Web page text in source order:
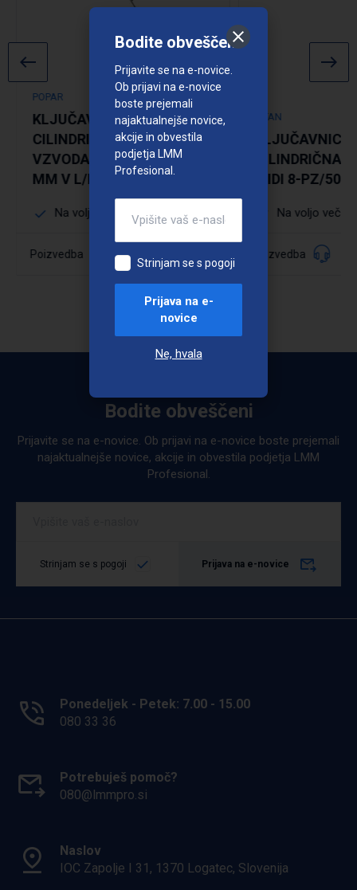
POPAR
KLJUČAVNICA
CILINDRIČNA BREZ
VZVODA 50/90/9/18 80
MM V L/D ZAM
Na voljo več dimenzij
Poizvedba Podrobno
TITAN
KLJUČAVNICA
CILINDRIČNA
MIDI 8-PZ/50-
Na voljo več
Poizvedba
Bodite obveščeni
Prijavite se na e-novice. Ob prijavi na e-novice boste prejemali
najaktualnejše novice, akcije in obvestila podjetja LMM
Profesional.
Strinjam se s pogoji Prijava na e-novice
Ponedeljek - Petek: 7.00 - 15.00
080 33 36
Potrebuješ pomoč?
080@lmmpro.si
Naslov
IOC Zapolje I 31, 1370 Logatec, Slovenija
Bodite obveščeni
Prijavite se na e-novice.
Ob prijavi na e-novice
boste prejemali
najaktualnejše novice,
akcije in obvestila
podjetja LMM
Profesional.
Strinjam se s pogoji
Prijava na e-
novice
Ne, hvala